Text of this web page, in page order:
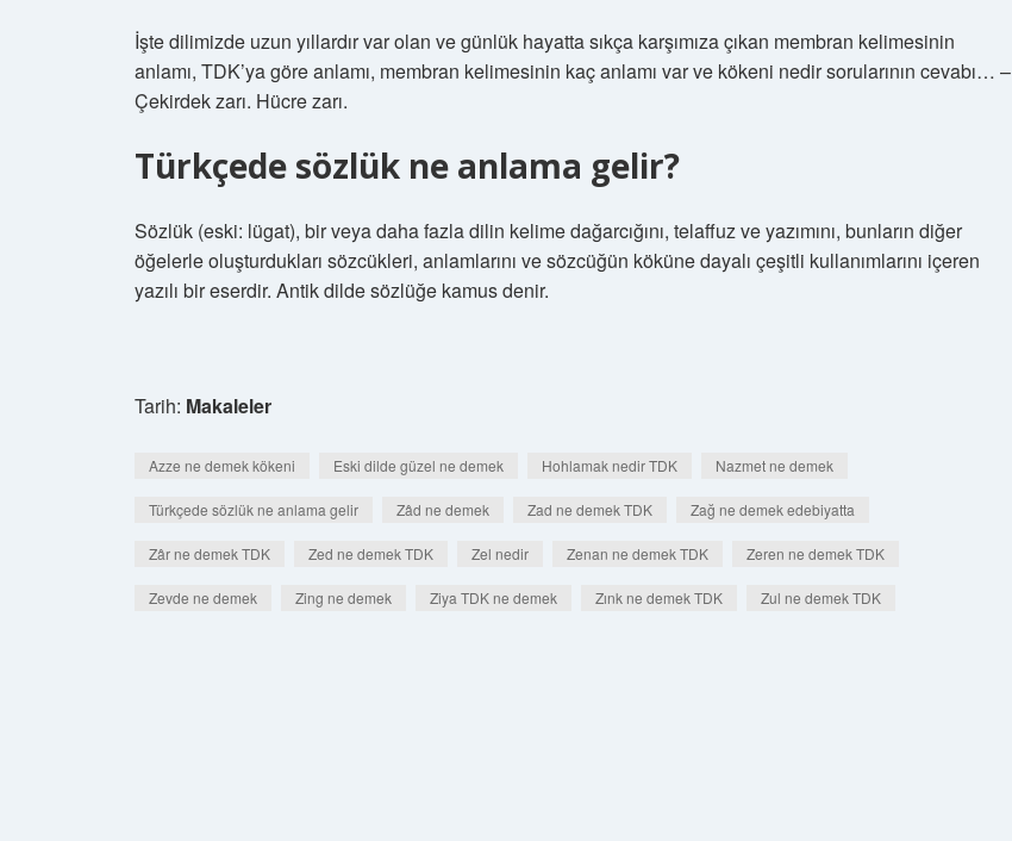
İşte dilimizde uzun yıllardır var olan ve günlük hayatta sıkça karşımıza çıkan membran kelimesinin
anlamı, TDK’ya göre anlamı, membran kelimesinin kaç anlamı var ve kökeni nedir sorularının cevabı… –
Çekirdek zarı. Hücre zarı.
Türkçede sözlük ne anlama gelir?
Sözlük (eski: lügat), bir veya daha fazla dilin kelime dağarcığını, telaffuz ve yazımını, bunların diğer
öğelerle oluşturdukları sözcükleri, anlamlarını ve sözcüğün köküne dayalı çeşitli kullanımlarını içeren
yazılı bir eserdir. Antik dilde sözlüğe kamus denir.
Tarih: Makaleler
Azze ne demek kökeni Eski dilde güzel ne demek Hohlamak nedir TDK Nazmet ne demek
Türkçede sözlük ne anlama gelir Zâd ne demek Zad ne demek TDK Zağ ne demek edebiyatta
Zâr ne demek TDK Zed ne demek TDK Zel nedir Zenan ne demek TDK Zeren ne demek TDK
Zevde ne demek Zing ne demek Ziya TDK ne demek Zınk ne demek TDK Zul ne demek TDK